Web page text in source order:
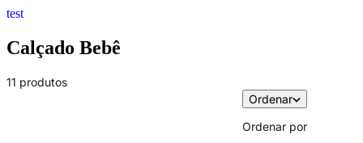
test
Calçado Bebê
11 produtos
Ordenar
Ordenar por